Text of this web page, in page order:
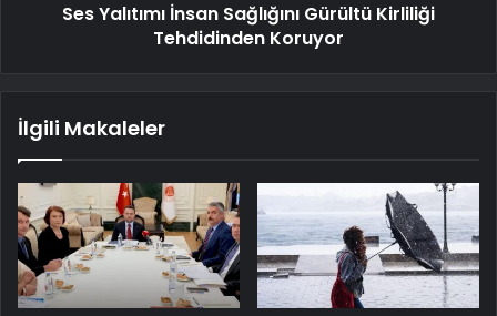
Ses Yalıtımı İnsan Sağlığını Gürültü Kirliliği
Tehdidinden Koruyor
İlgili Makaleler